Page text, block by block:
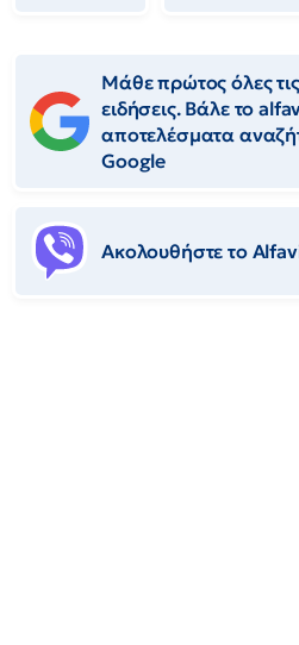
Μάθε πρώτος όλες
ειδήσεις. Βάλε το
αποτελέσματα
Google
Ακολουθήστε το